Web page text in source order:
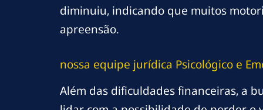
diminuiu, indicando que muitos
apreensão.
nossa equipe jurídica Psicológico e
Além das dificuldades financeiras, a